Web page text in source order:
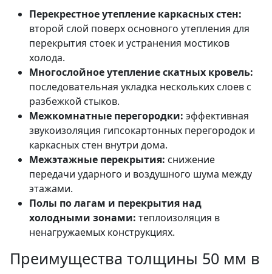
Перекрестное утепление каркасных стен:
второй слой поверх основного утепления для
перекрытия стоек и устранения мостиков
холода.
Многослойное утепление скатных кровель:
последовательная укладка нескольких слоев с
разбежкой стыков.
Межкомнатные перегородки: эффективная
звукоизоляция гипсокартонных перегородок и
каркасных стен внутри дома.
Межэтажные перекрытия: снижение
передачи ударного и воздушного шума между
этажами.
Полы по лагам и перекрытия над
холодными зонами: теплоизоляция в
ненагружаемых конструкциях.
Преимущества толщины 50 мм в